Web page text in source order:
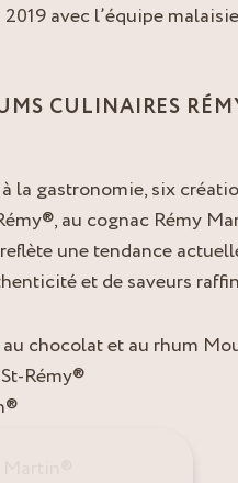
avec l’équipe
CULINAIRES
la gastronomie, six
au cognac Rémy
une tendance
et de saveurs
chocolat et au rhum
Rémy®